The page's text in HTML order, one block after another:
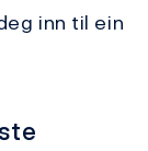
inn til ein